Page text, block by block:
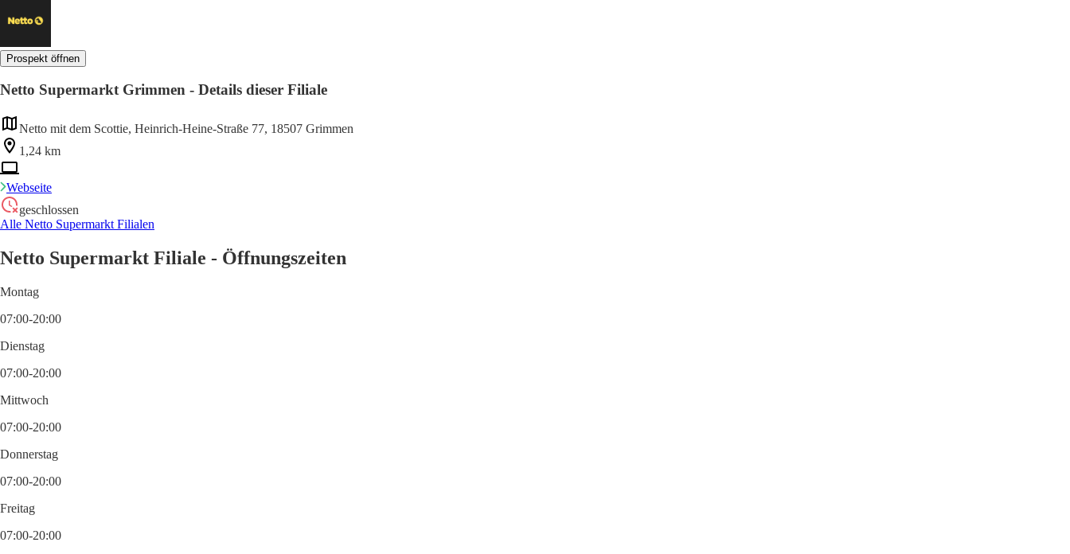
Prospekt öffnen
Netto Supermarkt Grimmen - Details dieser Filiale
Netto mit dem Scottie, Heinrich-Heine-Straße 77, 18507 Grimmen
1,24 km
Webseite
geschlossen
Alle Netto Supermarkt Filialen
Netto Supermarkt Filiale - Öffnungszeiten
Montag
07:00-20:00
Dienstag
07:00-20:00
Mittwoch
07:00-20:00
Donnerstag
07:00-20:00
Freitag
07:00-20:00